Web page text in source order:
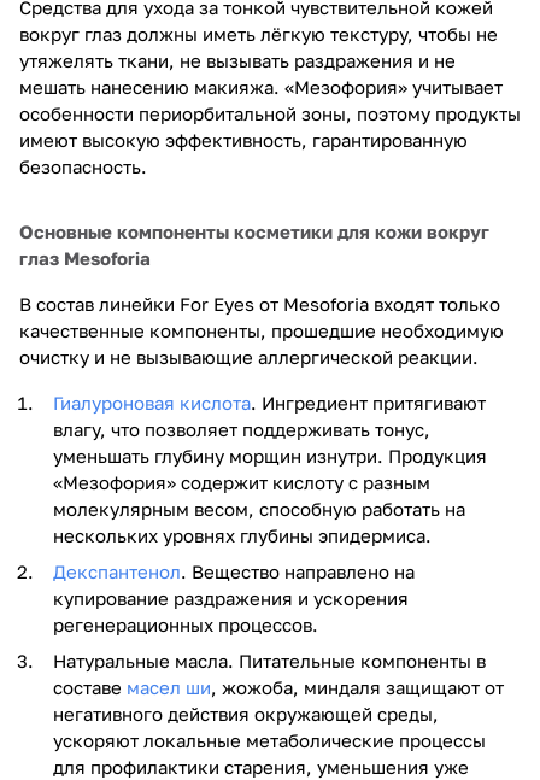
Средства для ухода за тонкой чувствительной кожей
вокруг глаз должны иметь лёгкую текстуру, чтобы не
утяжелять ткани, не вызывать раздражения и не
мешать нанесению макияжа. «Мезофория» учитывает
особенности периорбитальной зоны, поэтому продукты
имеют высокую эффективность, гарантированную
безопасность.
Основные компоненты косметики для кожи вокруг
глаз Mesoforia
В состав линейки For Eyes от Mesoforia входят только
качественные компоненты, прошедшие необходимую
очистку и не вызывающие аллергической реакции.
Гиалуроновая кислота. Ингредиент притягивают
влагу, что позволяет поддерживать тонус,
уменьшать глубину морщин изнутри. Продукция
«Мезофория» содержит кислоту с разным
молекулярным весом, способную работать на
нескольких уровнях глубины эпидермиса.
Декспантенол. Вещество направлено на
купирование раздражения и ускорения
регенерационных процессов.
Натуральные масла. Питательные компоненты в
составе масел ши, жожоба, миндаля защищают от
негативного действия окружающей среды,
ускоряют локальные метаболические процессы
для профилактики старения, уменьшения уже